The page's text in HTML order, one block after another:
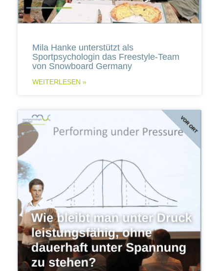
Mila Hanke unterstützt als
Sportpsychologin das Freestyle-Team
von Snowboard Germany
WEITERLESEN »